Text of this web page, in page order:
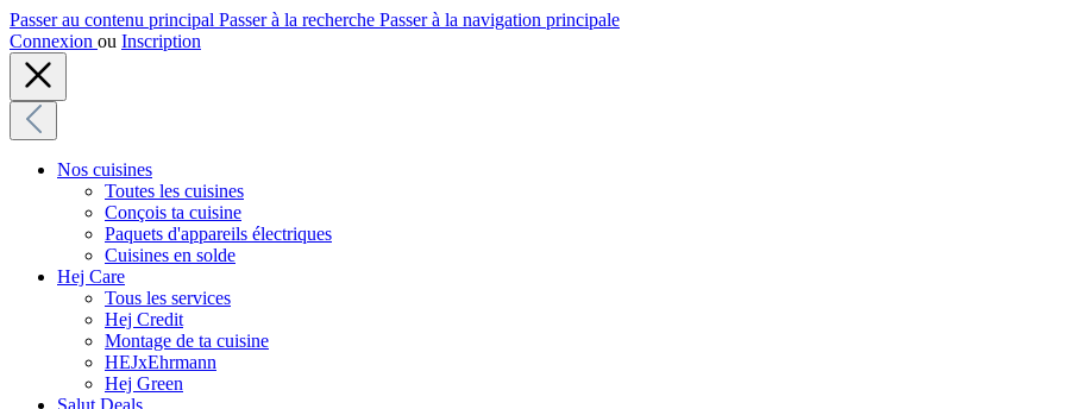
Passer au contenu principal Passer à la recherche Passer à la navigation principale
Connexion ou Inscription
Nos cuisines
Toutes les cuisines
Conçois ta cuisine
Paquets d'appareils électriques
Cuisines en solde
Hej Care
Tous les services
Hej Credit
Montage de ta cuisine
HEJxEhrmann
Hej Green
Salut Deals